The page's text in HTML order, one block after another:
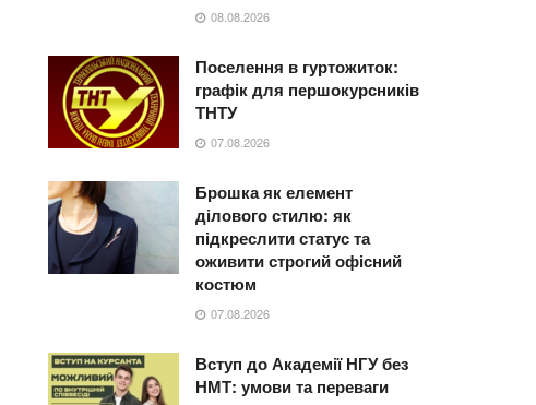
08.08.2026
Поселення в гуртожиток:
графік для першокурсників
ТНТУ
07.08.2026
Брошка як елемент
ділового стилю: як
підкреслити статус та
оживити строгий офісний
костюм
07.08.2026
Вступ до Академії НГУ без
НМТ: умови та переваги